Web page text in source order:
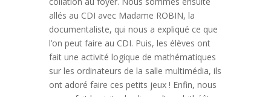
allés au CDI avec Madame ROBIN, la
documentaliste, qui nous a expliqué ce que
l’on peut faire au CDI. Puis, les élèves ont
fait une activité logique de mathématiques
sur les ordinateurs de la salle multimédia, ils
ont adoré faire ces petits jeux ! Enfin, nous